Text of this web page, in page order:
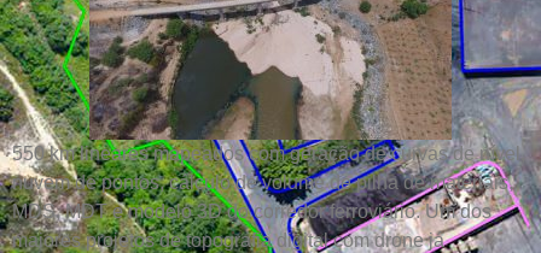
550 km lineares mapeados com geração de curvas de nível,
nuvem de pontos, cálculo de volume de pilha de materiais,
MDS, MDT e modelo 3D do corredor ferroviário. Um dos
maiores projetos de topografia digital com drone já